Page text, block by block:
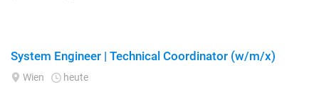
System Engineer | Technical Coordinator (w/m/x)
Wien heute